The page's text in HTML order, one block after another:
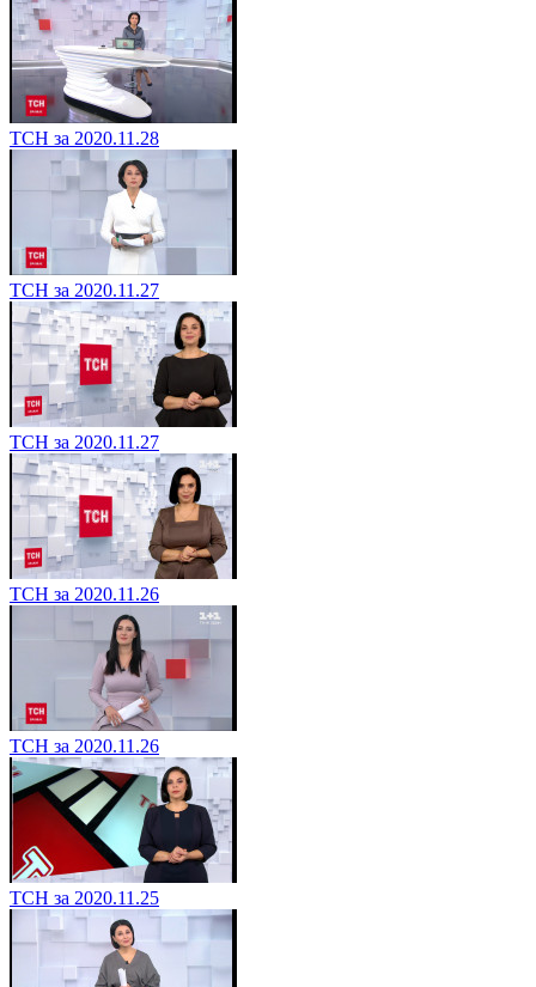
ТСН за 2020.11.28
ТСН за 2020.11.27
ТСН за 2020.11.27
ТСН за 2020.11.26
ТСН за 2020.11.26
ТСН за 2020.11.25